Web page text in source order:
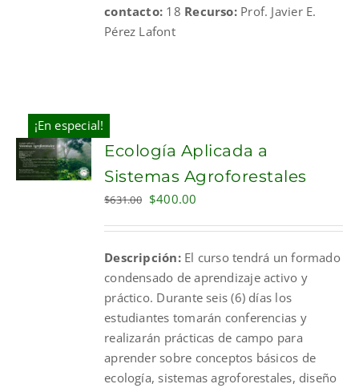
contacto: 18 Recurso:Prof. Javier E.
Pérez Lafont
¡En especial!
ADD TO
CART
Ecología Aplicada a
Sistemas Agroforestales
$631.00 Original
$631.00.
$400.00
$400.00.
Descripción:El curso tendrá un formado
condensado de aprendizaje activo y
práctico. Durante seis (6) días los
estudiantes tomarán conferencias y
realizarán prácticas de campo para
aprender sobre conceptos básicos de
ecología, sistemas agroforestales, diseño